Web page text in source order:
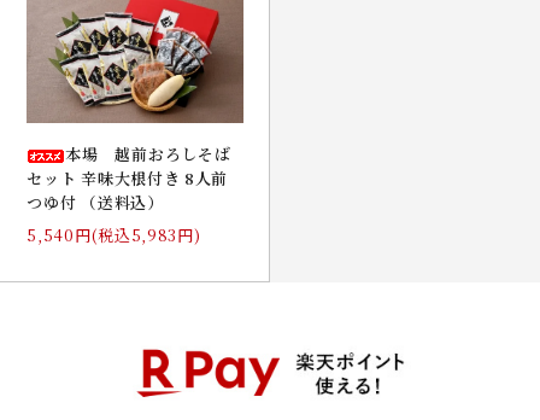
本場 越前おろしそば
セット 辛味大根付き 8人前
つゆ付 （送料込）
5,540円(税込5,983円)